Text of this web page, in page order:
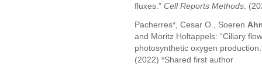
fluxes.” Cell Reports Methods.
Pacherres*, Cesar O., Soeren
and Moritz Holtappels: “Ciliary
photosynthetic oxygen
(2022) *Shared first author